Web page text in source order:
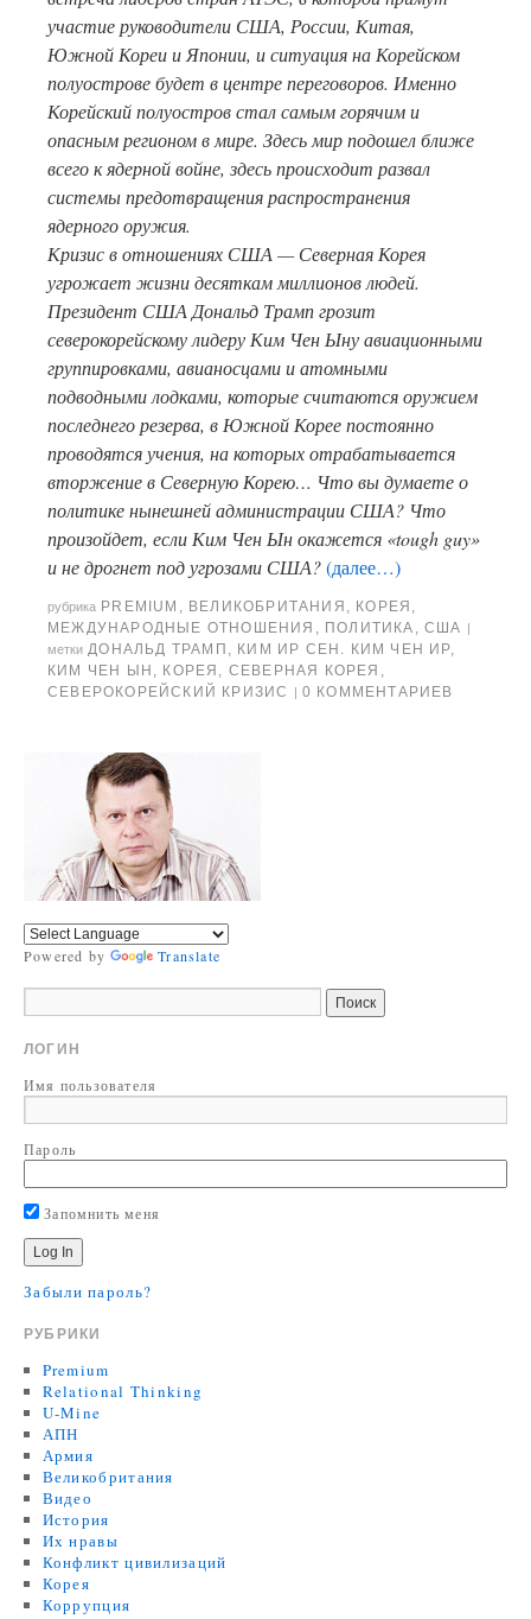
участие руководители США, России, Китая,
Южной Кореи и Японии, и ситуация на Корейском
полуострове будет в центре переговоров. Именно
Корейский полуостров стал самым горячим и
опасным регионом в мире. Здесь мир подошел ближе
всего к ядерной войне, здесь происходит развал
системы предотвращения распространения
ядерного оружия.
Кризис в отношениях США — Северная Корея
угрожает жизни десяткам миллионов людей.
Президент США Дональд Трамп грозит
северокорейскому лидеру Ким Чен Ыну авиационными
группировками, авианосцами и атомными
подводными лодками, которые считаются оружием
последнего резерва, в Южной Корее постоянно
проводятся учения, на которых отрабатывается
вторжение в Северную Корею… Что вы думаете о
политике нынешней администрации США? Что
произойдет, если Ким Чен Ын окажется «tough guy»
и не дрогнет под угрозами США?(далее…)
рубрика PREMIUM , ВЕЛИКОБРИТАНИЯ , КОРЕЯ ,
МЕЖДУНАРОДНЫЕ ОТНОШЕНИЯ , ПОЛИТИКА ,США |
метки ДОНАЛЬД ТРАМП , КИМ ИР СЕН. КИМ ЧЕН ИР,
КИМ ЧЕН ЫН , КОРЕЯ , СЕВЕРНАЯ КОРЕЯ ,
СЕВЕРОКОРЕЙСКИЙ КРИЗИС
| 0 КОММЕНТАРИЕВ
Powered by Translate
ЛОГИН
Имя пользователя
Пароль
Запомнить меня
Забыли пароль?
РУБРИКИ
Premium
Relational Thinking
U-Mine
АПН
Армия
Великобритания
Видео
История
Их нравы
Конфликт цивилизаций
Корея
Коррупция